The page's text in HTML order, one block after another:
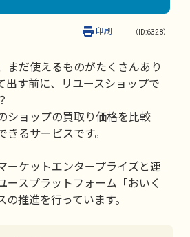
（ID:6328）
印刷
まだ使えるものがたくさんあり
出す前に、リユースショップで
ショップの買取り価格を比較
きるサービスです。
ーケットエンタープライズと連
ースプラットフォーム「おいく
推進を行っています。